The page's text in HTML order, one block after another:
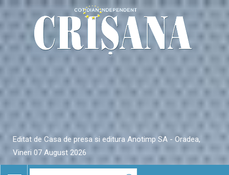
Editat de Casa de presa si editura Anotimp SA - Oradea,
Vineri 07 August 2026